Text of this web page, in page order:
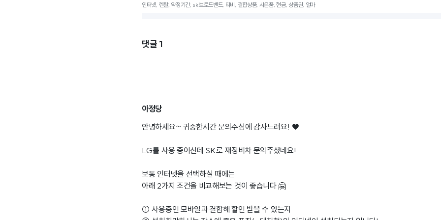
인터넷, 렌탈, 약정기간, sk브로드밴드, 티비, 결합상품, 사은품, 현금, 상품권, 얼마
댓글 1
아정당
안녕하세요~ 귀중한시간 문의주심에 감사드려요! ♥
LG를 사용 중이신데 SK로 재정비차 문의주셨네요!
보통 인터넷을 선택하실 때에는
아래 2가지 조건을 비교해보는 것이 좋습니다 🤗
① 사용중인 모바일과 결합해 할인 받을 수 있는지